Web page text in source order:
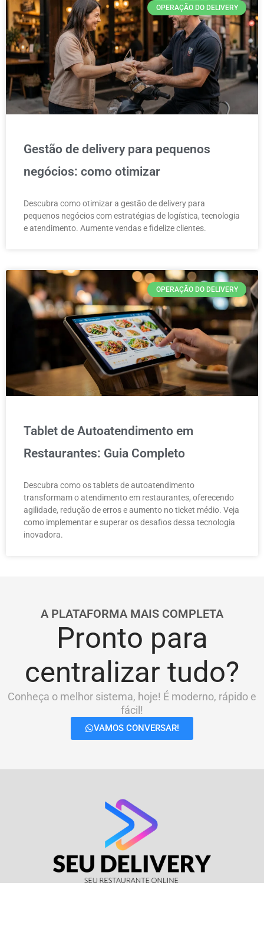
OPERAÇÃO DO DELIVERY
Gestão de delivery para pequenos
negócios: como otimizar
Descubra como otimizar a gestão de delivery para
pequenos negócios com estratégias de logística, tecnologia
e atendimento. Aumente vendas e fidelize clientes.
OPERAÇÃO DO DELIVERY
Tablet de Autoatendimento em
Restaurantes: Guia Completo
Descubra como os tablets de autoatendimento
transformam o atendimento em restaurantes, oferecendo
agilidade, redução de erros e aumento no ticket médio. Veja
como implementar e superar os desafios dessa tecnologia
inovadora.
A PLATAFORMA MAIS COMPLETA
Pronto para
centralizar tudo?
Conheça o melhor sistema, hoje! É moderno, rápido e
fácil!
VAMOS CONVERSAR!